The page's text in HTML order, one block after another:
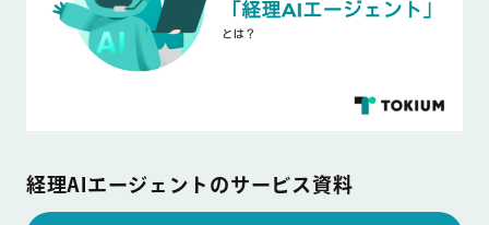
経理AIエージェントのサービス資料